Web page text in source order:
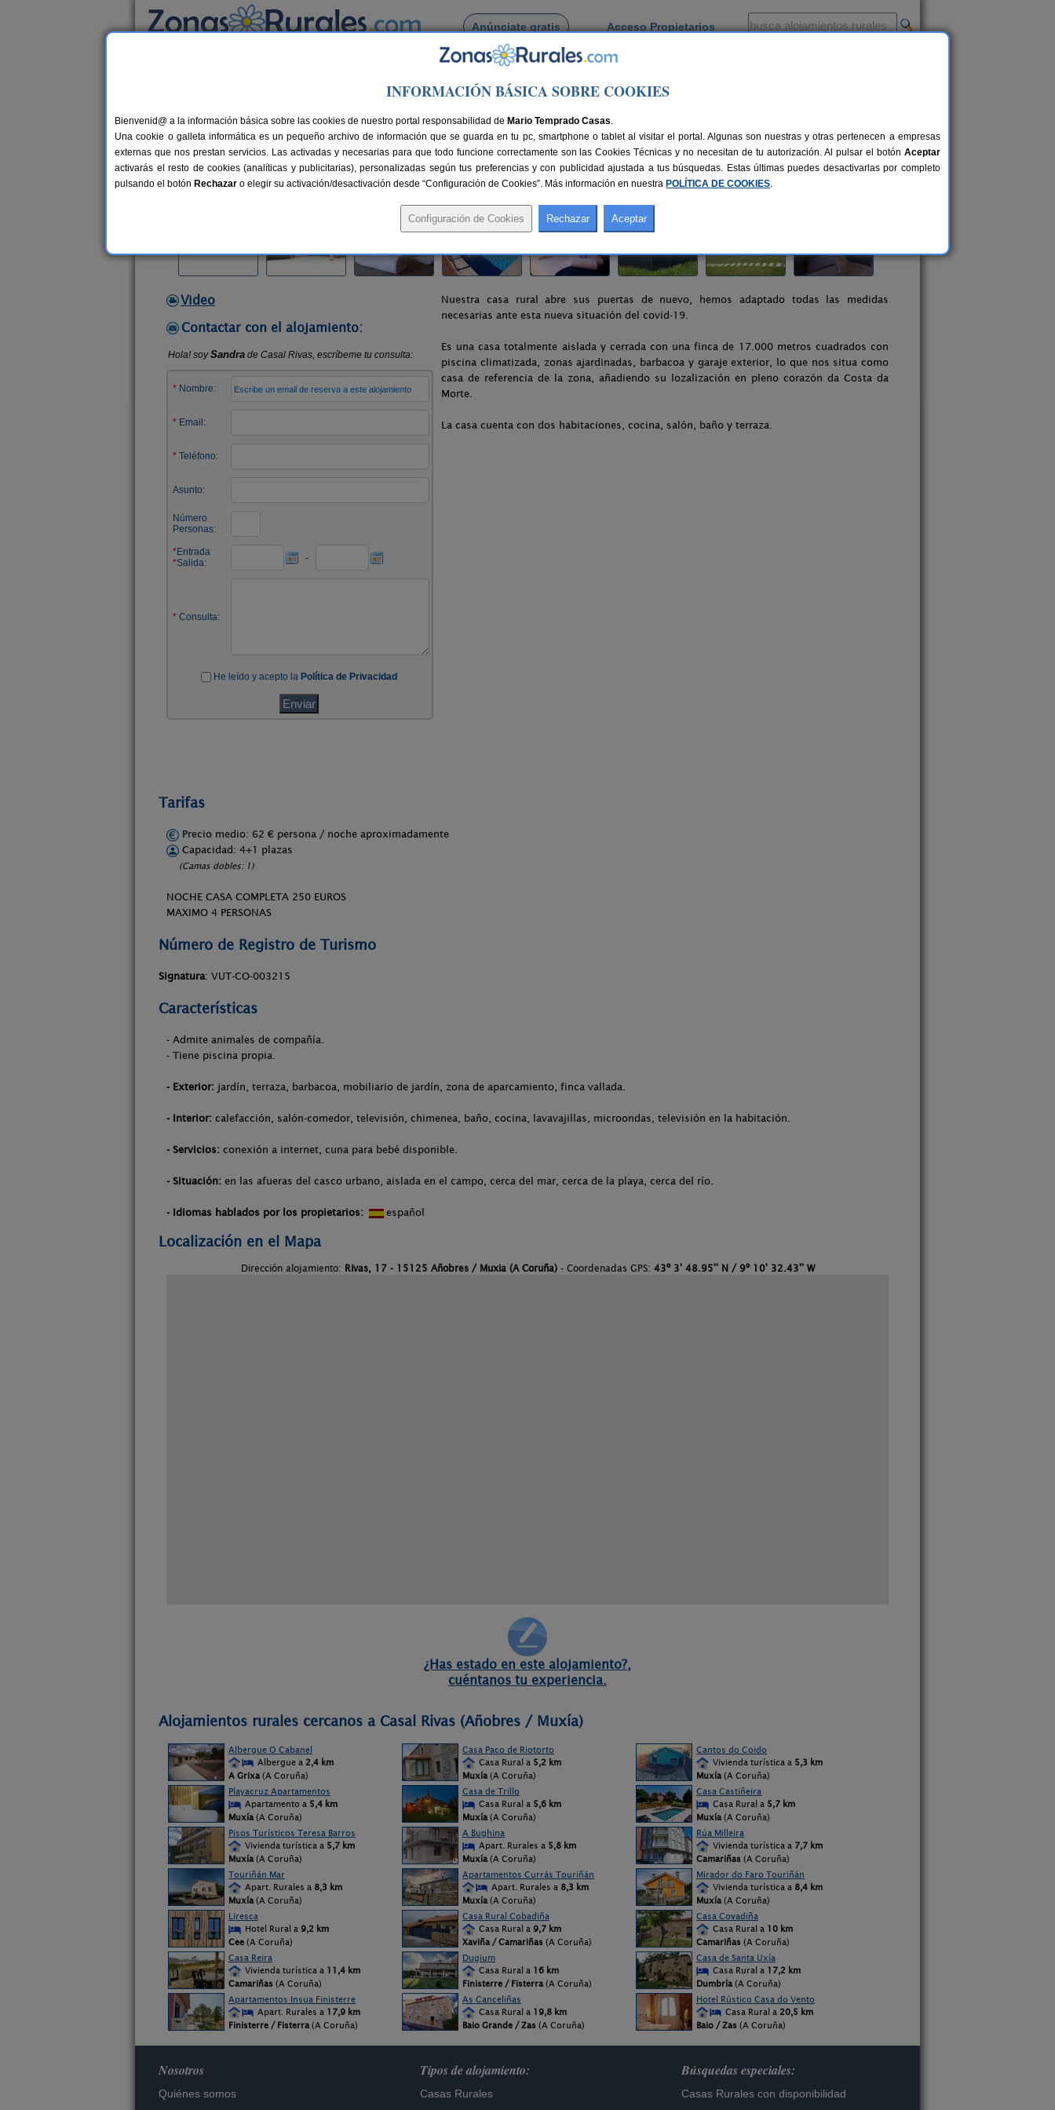
Anúnciate gratis Acceso Propietarios
Busca por pueblo
> Casal Rivas
Casal Rivas
Casa Rural en Añobres / Muxía (A Coruña)
Alquiler completo 4+1 plazas 88 km de A Coruña Compartir:
Video
Contactar con el alojamiento:
Nuestra casa rural abre sus puertas de nuevo, hemos adaptado todas las medidas
necesarias ante esta nueva situación del covid-19.
Es una casa totalmente aislada y cerrada con una finca de 17.000 metros cuadrados con
piscina climatizada, zonas ajardinadas, barbacoa y garaje exterior, lo que nos situa como
casa de referencia de la zona, añadiendo su lozalización en pleno corazón da Costa da
Morte.
La casa cuenta con dos habitaciones, cocina, salón, baño y terraza.
Tarifas
Precio medio: 62 € persona / noche aproximadamente
Capacidad: 4+1 plazas
(Camas dobles: 1)
NOCHE CASA COMPLETA 250 EUROS
MAXIMO 4 PERSONAS
Número de Registro de Turismo
Signatura: VUT-CO-003215
Características
- Admite animales de compañía.
- Tiene piscina propia.
- Exterior: jardín, terraza, barbacoa, mobiliario de jardín, zona de aparcamiento, finca vallada.
- Interior: calefacción, salón-comedor, televisión, chimenea, baño, cocina, lavavajillas, microondas, televisión en la habitación.
- Servicios: conexión a internet, cuna para bebé disponible.
- Situación: en las afueras del casco urbano, aislada en el campo, cerca del mar, cerca de la playa, cerca del río.
- Idiomas hablados por los propietarios: español
Localización en el Mapa
Dirección alojamiento: Rivas, 17 - 15125 Añobres / Muxia (A Coruña)- Coordenadas GPS: 43º 3' 48.95'' N / 9º 10' 32.43'' W
¿Has estado en este alojamiento?,
cuéntanos tu experiencia.
Alojamientos rurales cercanos a Casal Rivas (Añobres / Muxía)
Albergue O Cabanel
Albergue a 2,4 km
A Grixa (A Coruña)
Casa Paco de Riotorto
Casa Rural a 5,2 km
Muxía (A Coruña)
Cantos do Coido
Vivienda turística a 5,3 km
Muxía (A Coruña)
Playacruz Apartamentos
Apartamento a 5,4 km
Muxía (A Coruña)
Casa de Trillo
Casa Rural a 5,6 km
Muxía (A Coruña)
Casa Castiñeira
Casa Rural a 5,7 km
Muxía (A Coruña)
Pisos Turísticos Teresa Barros
Vivienda turística a 5,7 km
Muxía (A Coruña)
A Bughina
Apart. Rurales a 5,8 km
Muxía (A Coruña)
Rúa Milleira
Vivienda turística a 7,7 km
Camariñas (A Coruña)
Touriñán Mar
Apart. Rurales a 8,3 km
Muxía (A Coruña)
Apartamentos Currás Touriñán
Apart. Rurales a 8,3 km
Muxía (A Coruña)
Mirador do Faro Touriñán
Vivienda turística a 8,4 km
Muxía (A Coruña)
Liresca
Hotel Rural a 9,2 km
Cee (A Coruña)
Casa Rural Cobadiña
Casa Rural a 9,7 km
Xaviña / Camariñas (A Coruña)
Casa Covadiña
Casa Rural a 10 km
Camariñas (A Coruña)
Casa Reira
Vivienda turística a 11,4 km
Camariñas (A Coruña)
Dugium
Casa Rural a 16 km
Finisterre / Fisterra (A Coruña)
Casa de Santa Uxía
Casa Rural a 17,2 km
Dumbría (A Coruña)
Apartamentos Insua Finisterre
Apart. Rurales a 17,9 km
Finisterre / Fisterra (A Coruña)
As Canceliñas
Casa Rural a 19,8 km
Baio Grande / Zas (A Coruña)
Hotel Rústico Casa do Vento
Casa Rural a 20,5 km
Baio / Zas (A Coruña)
Nosotros
Quiénes somos
Tipos de alojamiento:
Casas Rurales
Búsquedas especiales:
Casas Rurales con disponibilidad
INFORMACIÓN BÁSICA SOBRE COOKIES
Bienvenid@ a la información básica sobre las cookies de nuestro portal responsabilidad de Mario Temprado Casas.
Una cookie o galleta informática es un pequeño archivo de información que se guarda en tu pc, smartphone o tablet al visitar el portal. Algunas son nuestras y otras pertenecen a empresas
externas que nos prestan servicios. Las activadas y necesarias para que todo funcione correctamente son las Cookies Técnicas y no necesitan de tu autorización. Al pulsar el botón Aceptar
activarás el resto de cookies (analíticas y publicitarias), personalizadas según tus preferencias y con publicidad ajustada a tus búsquedas. Estas últimas puedes desactivarlas por completo
pulsando el botón Rechazar o elegir su activación/desactivación desde “Configuración de Cookies”. Más información en nuestra POLÍTICA DE COOKIES.